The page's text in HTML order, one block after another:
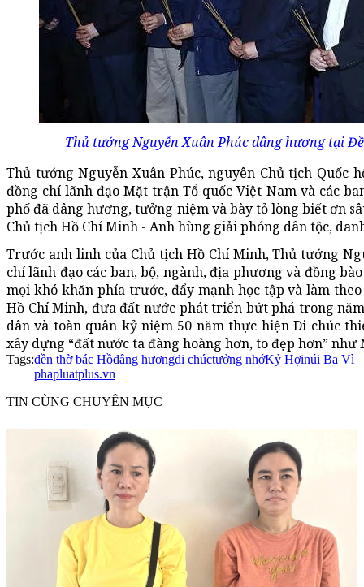
Thủ tướng Nguyễn Xuân Phúc dâng hương tại
Thủ tướng Nguyễn Xuân Phúc, nguyên Chủ tịch Quốc
đồng chí lãnh đạo Mặt trận Tổ quốc Việt Nam và các
phố đã dâng hương, tưởng niệm và bày tỏ lòng biết ơn
Chủ tịch Hồ Chí Minh - Anh hùng giải phóng dân tộc,
Trước anh linh của Chủ tịch Hồ Chí Minh, Thủ tướng
chí lãnh đạo các ban, bộ, ngành, địa phương và đồng
mọi khó khăn phía trước, đẩy mạnh học tập và làm
Hồ Chí Minh, đưa đất nước phát triển bứt phá trong
dân và toàn quân kỷ niệm 50 năm thực hiện Di chúc
xây dựng “đất nước ta đàng hoàng hơn, to đẹp hơn”
Tags:đền thờ bác Hồdâng hươngdi chúctưởng nhớKỷ Hợinúi Ba Vì
phapluatplus.vn
TIN CÙNG CHUYÊN MỤC